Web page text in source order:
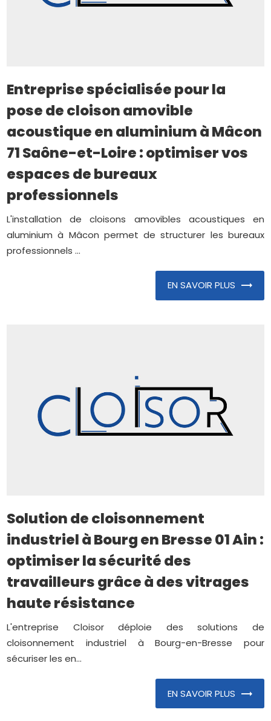
Entreprise spécialisée pour la
pose de cloison amovible
acoustique en aluminium à Mâcon
71 Saône-et-Loire : optimiser vos
espaces de bureaux
professionnels
L'installation de cloisons amovibles acoustiques en
aluminium à Mâcon permet de structurer les bureaux
professionnels ...
EN SAVOIR PLUS
Solution de cloisonnement
industriel à Bourg en Bresse 01 Ain :
optimiser la sécurité des
travailleurs grâce à des vitrages
haute résistance
L'entreprise Cloisor déploie des solutions de
cloisonnement industriel à Bourg-en-Bresse pour
sécuriser les en...
EN SAVOIR PLUS